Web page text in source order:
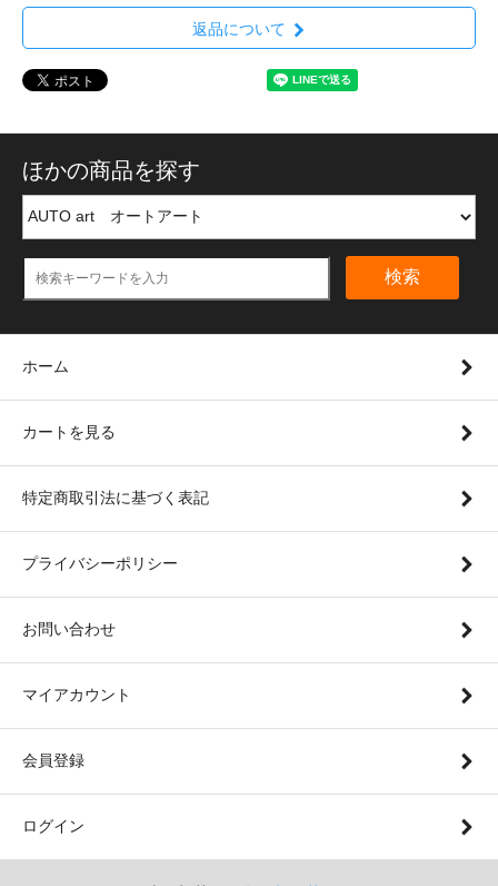
返品について
ほかの商品を探す
検索
ホーム
カートを見る
特定商取引法に基づく表記
プライバシーポリシー
お問い合わせ
マイアカウント
会員登録
ログイン